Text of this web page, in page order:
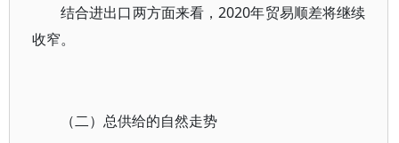
结合进出口两方面来看，2020年贸易顺差将继续
收窄。
（二）总供给的自然走势